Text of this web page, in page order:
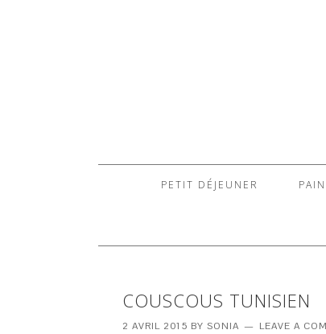
PETIT DÉJEUNER
COUSCOUS TUNISIEN
2 AVRIL 2015 BY SONIA LEAVE A